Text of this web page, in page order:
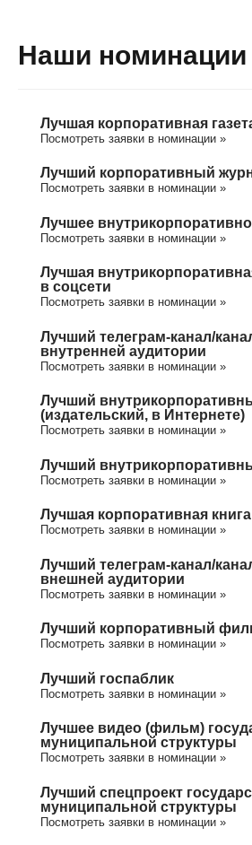
Наши номинации
Лучшая корпоративная
Посмотреть заявки в номинации »
Лучший корпоративный
Посмотреть заявки в номинации »
Лучшее
Посмотреть заявки в номинации »
Лучшая
в соцсети
Посмотреть заявки в номинации »
Лучший телеграм-канал/
внутренней аудитории
Посмотреть заявки в номинации »
Лучший
(издательский, в Интернете)
Посмотреть заявки в номинации »
Лучший
Посмотреть заявки в номинации »
Лучшая корпоративная книга
Посмотреть заявки в номинации »
Лучший телеграм-канал/
внешней аудитории
Посмотреть заявки в номинации »
Лучший корпоративный
Посмотреть заявки в номинации »
Лучший госпаблик
Посмотреть заявки в номинации »
Лучшее видео (фильм)
муниципальной структуры
Посмотреть заявки в номинации »
Лучший спецпроект
муниципальной структуры
Посмотреть заявки в номинации »